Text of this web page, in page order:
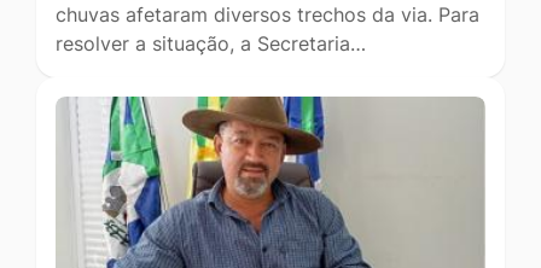
chuvas afetaram diversos trechos da via. Para
resolver a situação, a Secretaria…